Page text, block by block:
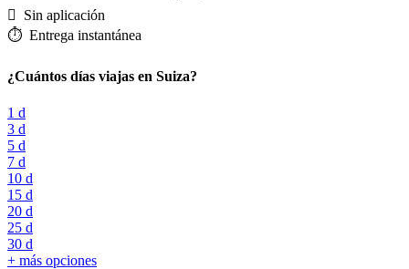
️ Sin aplicación
⏱️️ Entrega instantánea
¿Cuántos días viajas en Suiza?
1 d
3 d
5 d
7 d
10 d
15 d
20 d
25 d
30 d
+ más opciones